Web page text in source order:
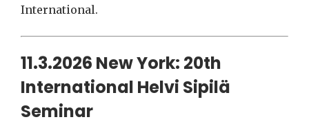
International.
11.3.2026 New York: 20th
International Helvi Sipilä
Seminar